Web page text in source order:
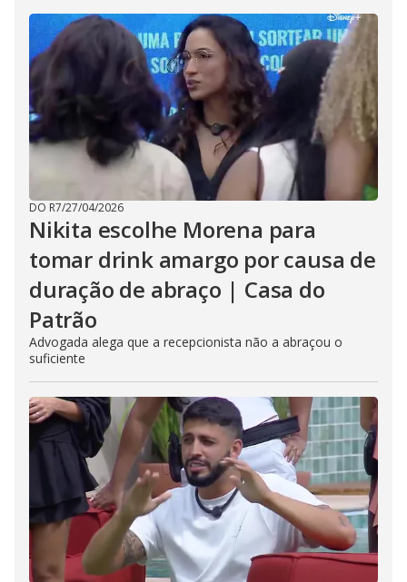
DO R7/27/04/2026
Nikita escolhe Morena para
tomar drink amargo por causa de
duração de abraço | Casa do
Patrão
Advogada alega que a recepcionista não a abraçou o
suficiente